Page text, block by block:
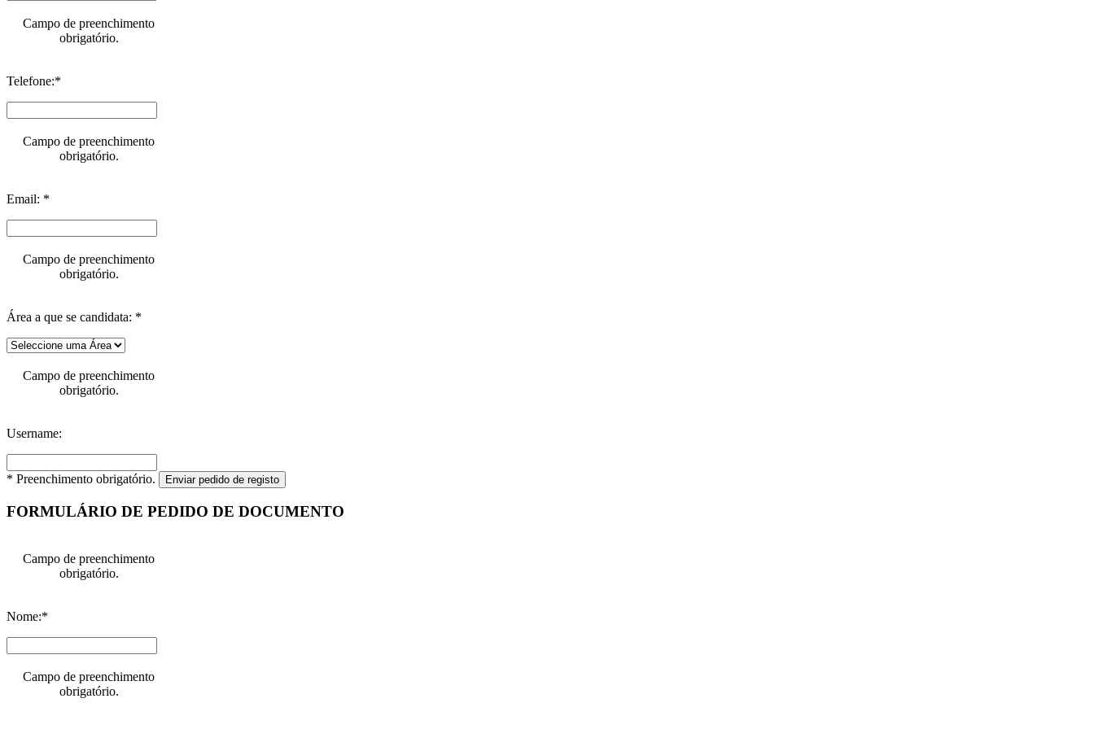
Campo de preenchimento
obrigatório.
Telefone:*
Campo de preenchimento
obrigatório.
Email: *
Campo de preenchimento
obrigatório.
Área a que se candidata: *
Campo de preenchimento
obrigatório.
Username:
* Preenchimento obrigatório. Enviar pedido de registo
FORMULÁRIO DE PEDIDO DE DOCUMENTO
Campo de preenchimento
obrigatório.
Nome:*
Campo de preenchimento
obrigatório.